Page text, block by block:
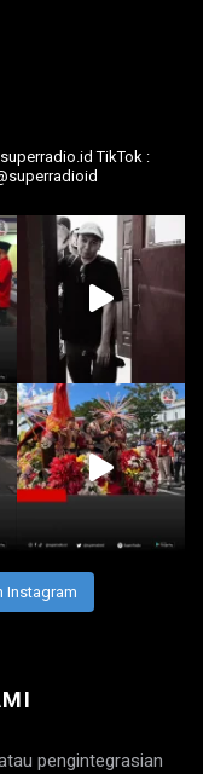
TikTok :
Instagram
pengintegrasian